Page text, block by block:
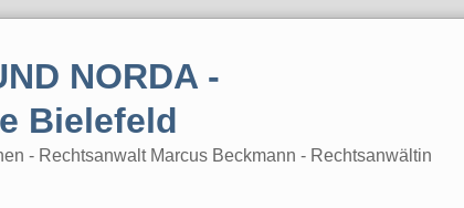
NORDA -
Bielefeld
- Rechtsanwalt Marcus Beckmann - Rechtsanwältin